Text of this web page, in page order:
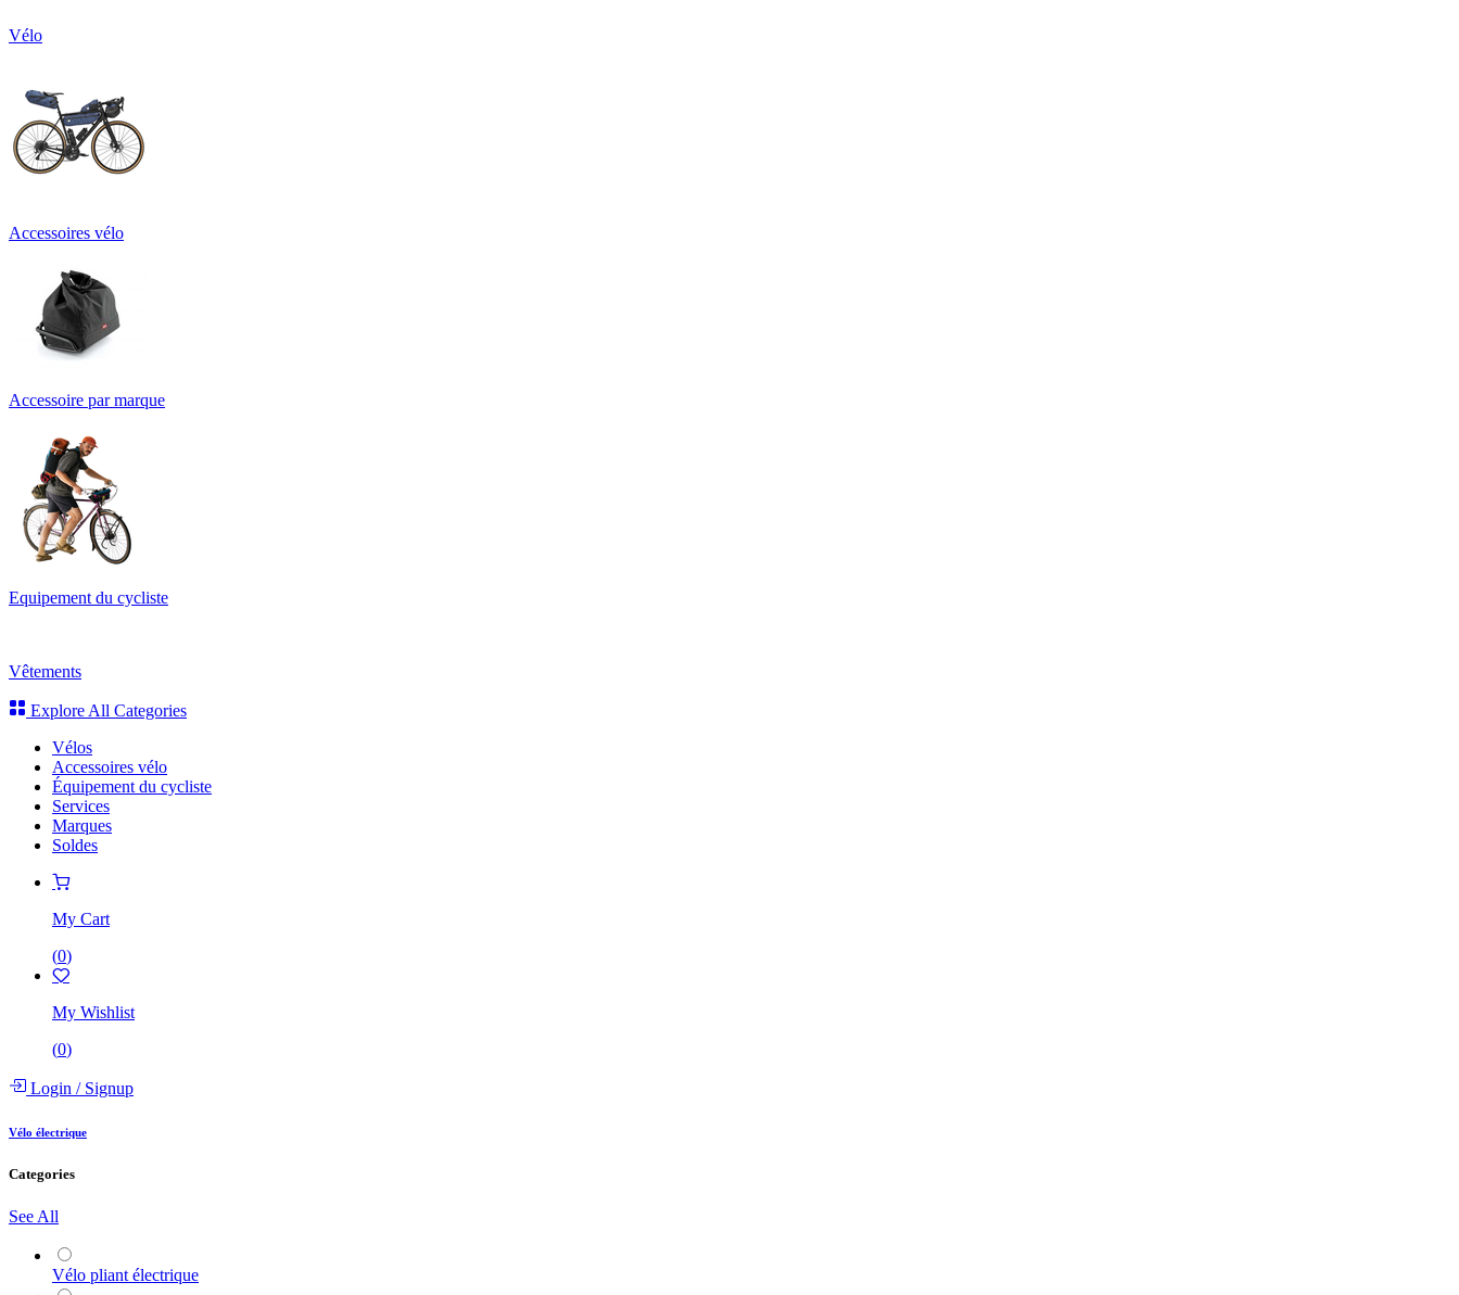
Vélo
Accessoires vélo
Accessoire par marque
Equipement du cycliste
Vêtements
Explore All Categories
Vélos
Accessoires vélo
Équipement du cycliste
Services
Marques
Soldes
My Cart
(0)
My Wishlist
(0)
Login /Signup
Vélo électrique
Categories
See All
Vélo pliant électrique